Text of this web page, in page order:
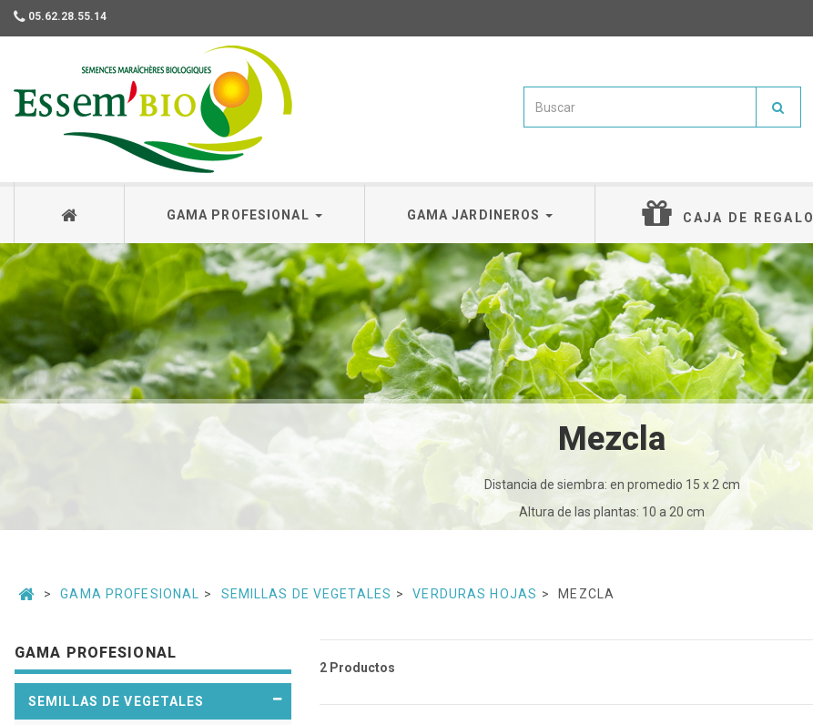
05.62.28.55.14
GAMA PROFESIONAL GAMA JARDINEROS CAJA DE REGALO
Mezcla
Distancia de siembra: en promedio 15 x 2 cm
Altura de las plantas: 10 a 20 cm
GAMA PROFESIONAL SEMILLAS DE VEGETALES VERDURAS HOJAS MEZCLA
GAMA PROFESIONAL
SEMILLAS DE VEGETALES
2 Productos